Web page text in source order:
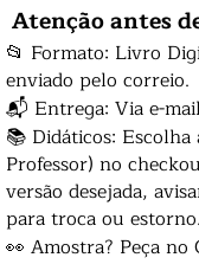
Atenção antes
📂 Formato: Livro
enviado pelo correio.
📬 Entrega: Via e-
📚 Didáticos:
Professor) no
versão desejada,
para troca ou estorno.
👀 Amostra? Peça no